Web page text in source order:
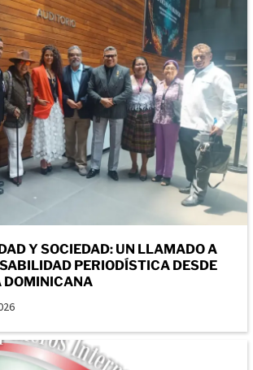
Y SOCIEDAD: UN LLAMADO A
PERIODÍSTICA DESDE
DOMINICANA